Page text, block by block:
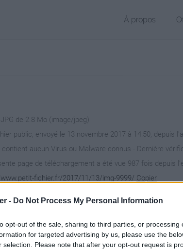
- Do Not Process My Personal Information
opt-out of the sale, sharing to third parties, or processing
for targeted advertising by us, please use the
selection. Please note that after your opt-out request is
À propos
de 2.8 Mo (image/jpeg)
public, envoyé le 13 novembre 2017 à 14:50, depuis
contient aucun Virus ou Malware connus - Dernière
page de téléchargement a été vue 987 fois depuis
fichier.fr/2017/11/13/img-9999/ Copier